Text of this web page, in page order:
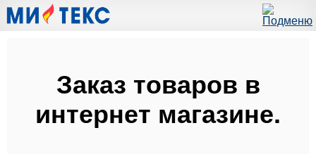
Заказ товаров в
интернет магазине.